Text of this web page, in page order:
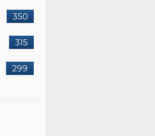
350
315
299